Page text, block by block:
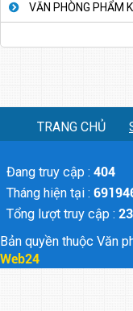
VĂN PHÒNG PHẨM
TRANG CHỦ
Đang truy cập : 404
Tháng hiện tại :
Tổng lượt truy cập :
Bản quyền thuộc Văn
Web24